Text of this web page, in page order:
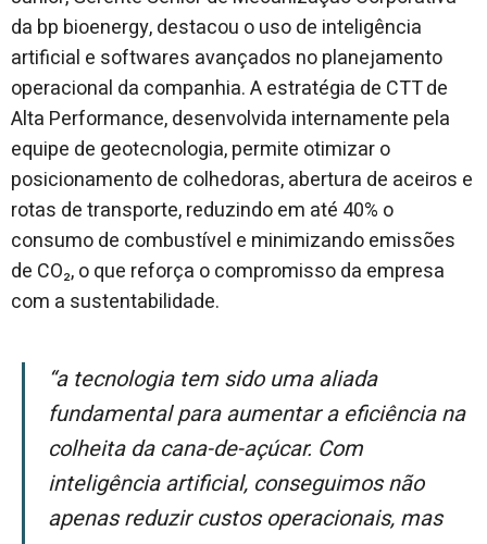
da bp bioenergy, destacou o uso de inteligência
artificial e softwares avançados no planejamento
operacional da companhia. A estratégia de CTT de
Alta Performance, desenvolvida internamente pela
equipe de geotecnologia, permite otimizar o
posicionamento de colhedoras, abertura de aceiros e
rotas de transporte, reduzindo em até 40% o
consumo de combustível e minimizando emissões
de CO₂, o que reforça o compromisso da empresa
com a sustentabilidade.
“A tecnologia tem sido uma aliada
fundamental para aumentar a eficiência na
colheita da cana-de-açúcar. Com
inteligência artificial, conseguimos não
apenas reduzir custos operacionais, mas